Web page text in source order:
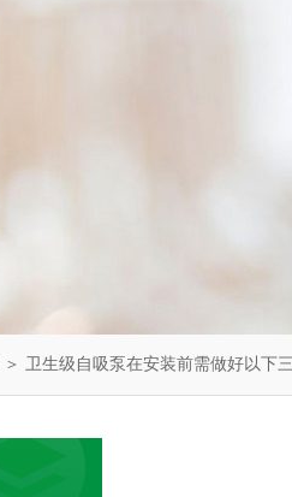
＞ 卫生级自吸泵在安装前需做好以下